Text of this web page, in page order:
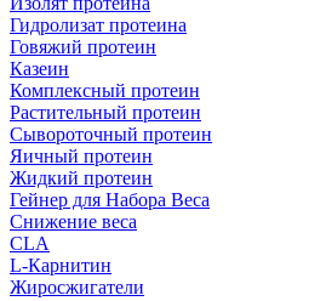
Гидролизат протеина
Говяжий протеин
Казеин
Комплексный протеин
Растительный протеин
Сывороточный протеин
Яичный протеин
Жидкий протеин
Гейнер для Набора Веса
Снижение веса
CLA
L-Карнитин
Жиросжигатели